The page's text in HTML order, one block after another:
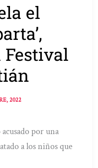
el
Festival
2022
por una
a los niños que